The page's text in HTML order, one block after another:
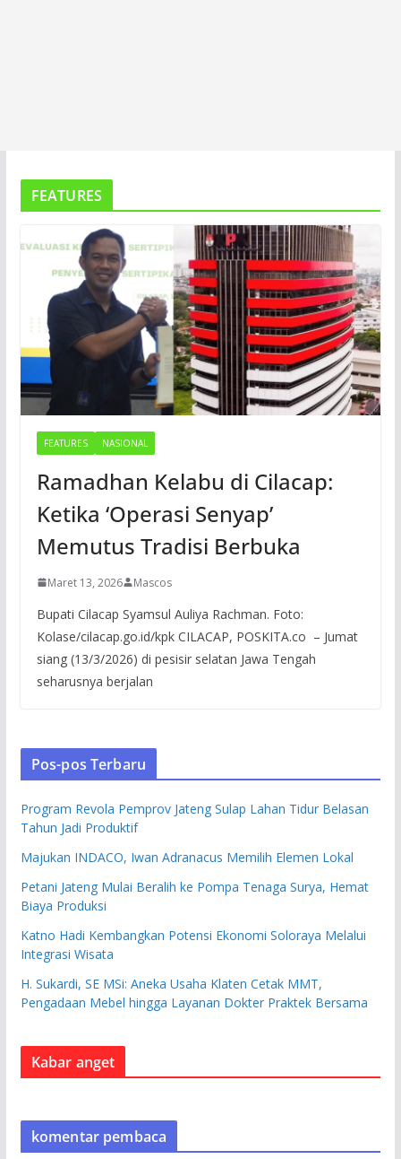
FEATURES
FEATURES NASIONAL
Ramadhan Kelabu di Cilacap:
Ketika ‘Operasi Senyap’
Memutus Tradisi Berbuka
Maret 13, 2026 Mascos
Bupati Cilacap Syamsul Auliya Rachman. Foto:
Kolase/cilacap.go.id/kpk CILACAP, POSKITA.co – Jumat
siang (13/3/2026) di pesisir selatan Jawa Tengah
seharusnya berjalan
Pos-pos Terbaru
Program Revola Pemprov Jateng Sulap Lahan Tidur Belasan
Tahun Jadi Produktif
Majukan INDACO, Iwan Adranacus Memilih Elemen Lokal
Petani Jateng Mulai Beralih ke Pompa Tenaga Surya, Hemat
Biaya Produksi
Katno Hadi Kembangkan Potensi Ekonomi Soloraya Melalui
Integrasi Wisata
H. Sukardi, SE MSi: Aneka Usaha Klaten Cetak MMT,
Pengadaan Mebel hingga Layanan Dokter Praktek Bersama
Kabar anget
komentar pembaca